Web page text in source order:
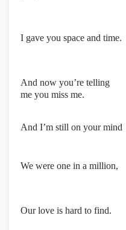
I gave you space and time.
And now you’re telling
me you miss me.
And I’m still on your mind
We were one in a million,
Our love is hard to find.